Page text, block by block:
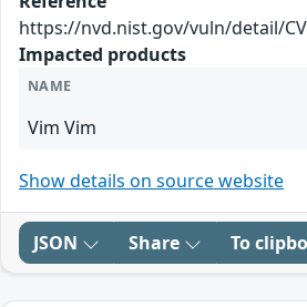
https://nvd.nist.gov/vuln/detail/
Impacted products
NAME
Vim Vim
Show details on source website
JSON Share To